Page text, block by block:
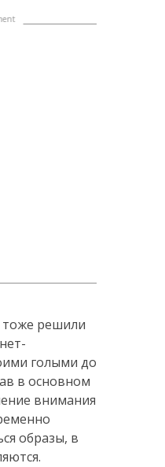
тоже решили
голыми до
в основном
внимания
образы, в